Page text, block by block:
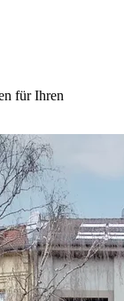
für Ihren